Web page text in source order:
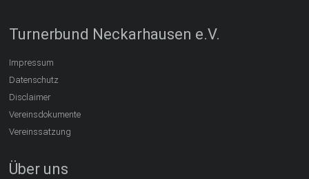
Turnerbund Neckarhausen e.V.
Impressum
Datenschutz
Disclaimer
Vereinsdokumente
Vereinssatzung
Über uns